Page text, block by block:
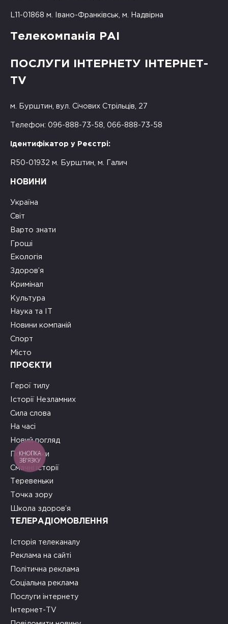
L11-01868 м. Івано-Франківськ, м. Надвірна
Телекомпанія РАІ
ПОСЛУГИ ІНТЕРНЕТУ ІНТЕРНЕТ-
TV
м. Бурштин, вул. Січових Стрільців, 27
Телефон: 096-888-73-58, 066-888-73-58
Ідентифікатор у Реєстрі:
R50-01932 м. Бурштин, м. Галич
НОВИНИ
Україна
Світ
Варто знати
Гроші
Екологія
Здоров’я
Кримінал
Культура
Наука та ІТ
Новини компаній
Спорт
Місто
ПРОЄКТИ
Герої тилу
Історії Незламних
Сила слова
На часі
Новий погляд
Подружки
Смачні історії
Теревеньки
Точка зору
Школа здоров’я
ТЕЛЕРАДІОМОВЛЕННЯ
Історія телеканалу
Реклама на сайті
Політична реклама
Соціальна реклама
Послуги інтернету
Інтернет-TV
КНОПКА
ЗВ'ЯЗКУ